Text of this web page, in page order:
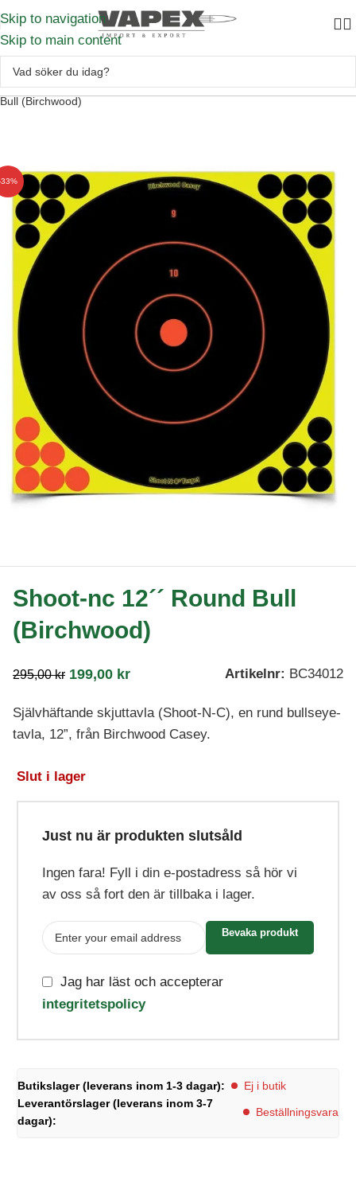
Skip to navigation
Skip to main content
Bull (Birchwood)
Shoot-nc 12´´ Round Bull
(Birchwood)
295,00kr 199,00 kr Artikelnr: BC34012
Självhäftande skjuttavla (Shoot-N-C), en rund bullseye-
tavla, 12”, från Birchwood Casey.
Slut i lager
Just nu är produkten slutsåld
Ingen fara! Fyll i din e-postadress så hör vi
av oss så fort den är tillbaka i lager.
Bevaka produkt
Jag har läst och accepterar
integritetspolicy
Butikslager (leverans inom 1-3 dagar):
Ej i butik
Leverantörslager (leverans inom 3-7
dagar):
Beställningsvara